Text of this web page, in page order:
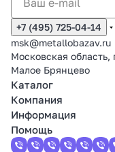
+7 (495) 725-04-14
msk@metallobazav.ru
Московская область,
Малое Брянцево
Каталог
Компания
Информация
Помощь